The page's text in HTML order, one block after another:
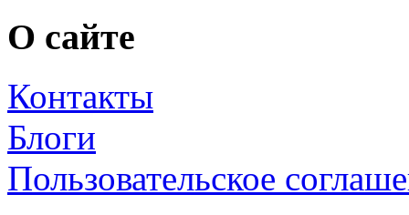
О сайте
Контакты
Блоги
Пользовательское